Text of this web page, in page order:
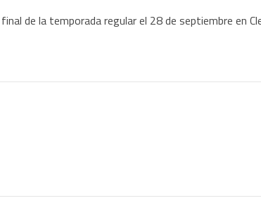
de la temporada regular el 28 de septiembre en